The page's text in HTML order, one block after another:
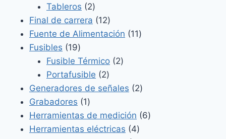
Tableros 22
productos
Final de carrera 1212
productos
Fuente de Alimentación 1111
Fusibles 1919
productos
Fusible Térmico 22
Portafusible 22
productos
Generadores de señales 22
Grabadores 11
producto
Herramientas de medición 66
Herramientas eléctricas 44